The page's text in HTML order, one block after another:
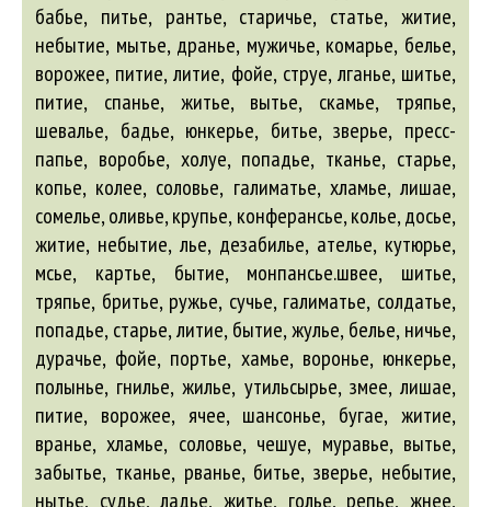
бабье, питье, рантье, старичье, статье, житие,
небытие, мытье, дранье, мужичье, комарье, белье,
ворожее, питие, литие, фойе, струе, лганье, шитье,
питие, спанье, житье, вытье, скамье, тряпье,
шевалье, бадье, юнкерье, битье, зверье, пресс-
папье, воробье, холуе, попадье, тканье, старье,
копье, колее, соловье, галиматье, хламье, лишае,
сомелье,оливье,крупье,конферансье,колье,досье,
житие, небытие, лье, дезабилье, ателье, кутюрье,
мсье, картье, бытие, монпансье.швее, шитье,
тряпье, бритье, ружье, сучье, галиматье, солдатье,
попадье, старье, литие, бытие, жулье, белье, ничье,
дурачье, фойе, портье, хамье, воронье, юнкерье,
полынье, гнилье, жилье, утильсырье, змее, лишае,
питие, ворожее, ячее, шансонье, бугае, житие,
вранье, хламье, соловье, чешуе, муравье, вытье,
забытье, тканье, рванье, битье, зверье, небытие,
нытье, судье, ладье, житье, голье, репье, жнее,